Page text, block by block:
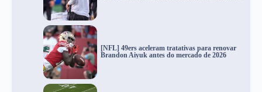
[NFL] 49ers aceleram tratativas para renovar
Brandon Aiyuk antes do mercado de 2026